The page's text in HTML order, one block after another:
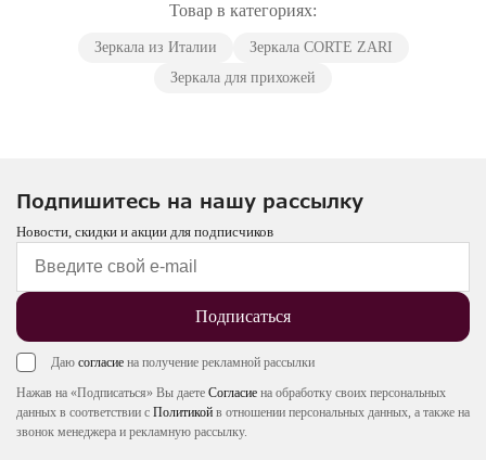
Товар в категориях:
Зеркала из Италии
Зеркала CORTE ZARI
Зеркала для прихожей
Подпишитесь на нашу рассылку
Новости, скидки и акции для подписчиков
Подписаться
Даю согласие на получение рекламной рассылки
Нажав на «Подписаться» Вы даете Согласие на обработку своих персональных
данных в соответствии с Политикой в отношении персональных данных, а также на
звонок менеджера и рекламную рассылку.